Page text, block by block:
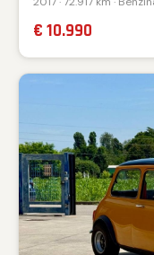
€ 10.990